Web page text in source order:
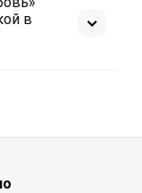
автобусе до
на
на нем Вы
в